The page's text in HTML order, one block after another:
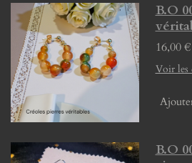
B.O
16,00 €
Voir les
B.O